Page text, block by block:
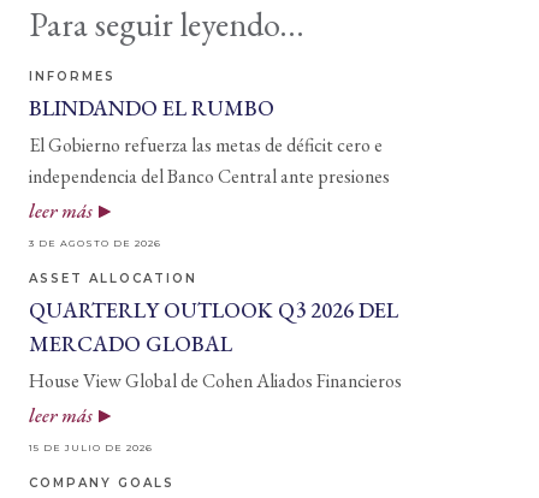
Para seguir leyendo...
INFORMES
BLINDANDO EL RUMBO
El Gobierno refuerza las metas de déficit cero e
independencia del Banco Central ante presiones
leer más
3 DE AGOSTO DE 2026
ASSET ALLOCATION
QUARTERLY OUTLOOK Q3 2026 DEL
MERCADO GLOBAL
House View Global de Cohen Aliados Financieros
leer más
15 DE JULIO DE 2026
COMPANY GOALS